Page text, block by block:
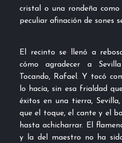
cristal o una rondeña como
peculiar afinación de sones
El recinto se llenó a
cómo agradecer a
Tocando, Rafael. Y tocó
lo hacía, sin esa frialdad
éxitos en una tierra,
que el toque, el cante y el
hasta achicharrar. El
y la del maestro no ha